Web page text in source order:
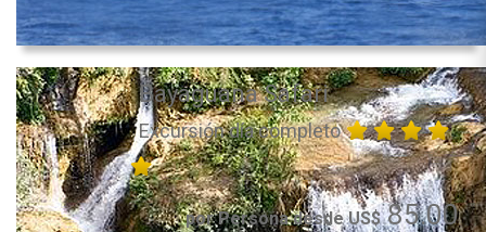
Bayaguana Safari
Excursión día completo
por Persona desde US$85.00